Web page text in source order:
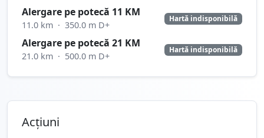
Alergare pe potecă 11 KM
11.0 km · 350.0 m D+
Hartă indisponibilă
Alergare pe potecă 21 KM
21.0 km · 500.0 m D+
Hartă indisponibilă
Acțiuni